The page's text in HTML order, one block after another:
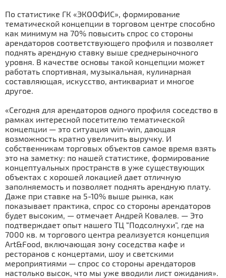
По статистике ГК «ЭКООФИС», формирование
тематической концепции в торговом центре способно
как минимум на 70% повысить спрос со стороны
арендаторов соответствующего профиля и позволяет
поднять арендную ставку выше среднерыночного
уровня. В качестве основы такой концепции может
работать спортивная, музыкальная, кулинарная
составляющая, искусство, антиквариат и многое
другое.
«Сегодня для арендаторов одного профиля соседство в
рамках интересной посетителю тематической
концепции — это ситуация win-win, дающая
возможность кратно увеличить выручку. И
собственникам торговых объектов самое время взять
это на заметку: по нашей статистике, формирование
концептуальных пространств в уже существующих
объектах с хорошей локацией дает отличную
заполняемость и позволяет поднять арендную плату.
Даже при ставке на 5-10% выше рынка, как
показывает практика, спрос со стороны арендаторов
будет высоким, — отмечает Андрей Ковалев. — Это
подтверждает опыт нашего ТЦ “Подсолнухи”, где на
7000 кв. м торгового центра реализуется концепция
Art&Food, включающая зону соседства кафе и
ресторанов с концертами, шоу и светскими
мероприятиями — спрос со стороны арендаторов
настолько высок, что мы уже вводили лист ожидания».